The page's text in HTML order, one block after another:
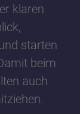
klaren
starten
beim
auch